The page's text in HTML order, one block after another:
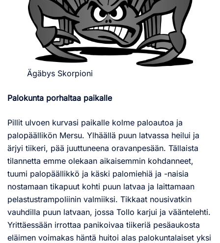
Ägäbys Skorpioni
Palokunta porhaltaa paikalle
Pillit ulvoen kurvasi paikalle kolme paloautoa ja
palopäällikön Mersu. Ylhäällä puun latvassa heilui ja
ärjyi tiikeri, pää juuttuneena oravanpesään. Tällaista
tilannetta emme olekaan aikaisemmin kohdanneet,
tuumi palopäällikkö ja käski palomiehiä ja -naisia
nostamaan tikapuut kohti puun latvaa ja laittamaan
pelastustrampoliinin valmiiksi. Tikkaat nousivatkin
vauhdilla puun latvaan, jossa Tollo karjui ja vääntelehti.
Yrittäessään irrottaa panikoivaa tiikeriä pesäaukosta
eläimen voimakas häntä huitoi alas palokuntalaiset yksi